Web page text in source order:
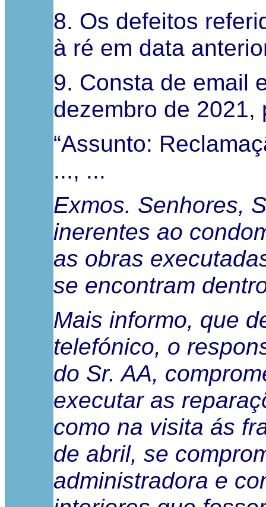
8. Os defeitos
à ré em data
9. Consta de email
dezembro de
“Assunto:
..., ...
Exmos. Senhores,
inerentes ao
as obras
se encontram
Mais informo, que
telefónico, o
do Sr. AA,
executar as
como na visita ás
de abril, se
administradora e